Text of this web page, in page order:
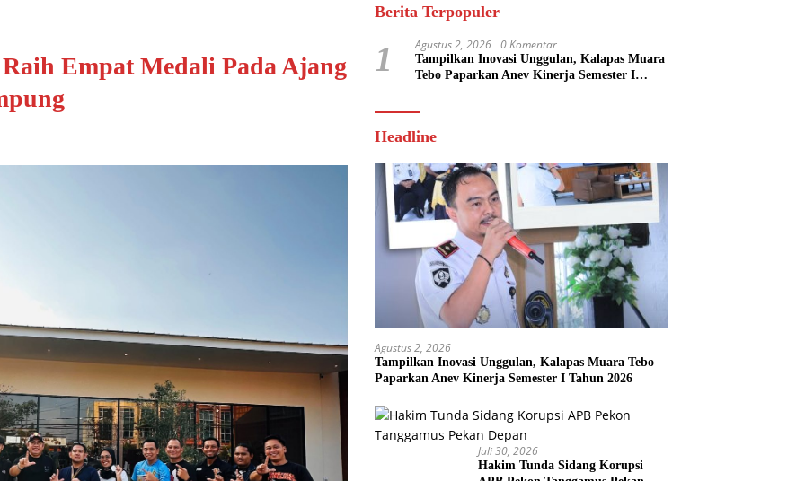
Empat Medali Pada Ajang
Berita Terpopuler
1 Agustus 2, 2026 0 Komentar
Tampilkan Inovasi Unggulan, Kalapas Muara
Tebo Paparkan Anev Kinerja Semester I
Headline
Agustus 2, 2026
Tampilkan Inovasi Unggulan, Kalapas Muara Tebo
Paparkan Anev Kinerja Semester I Tahun 2026
Juli 30, 2026
Hakim Tunda Sidang Korupsi